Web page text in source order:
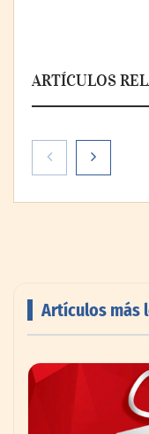
ARTÍCULOS
pisos
Artículos más